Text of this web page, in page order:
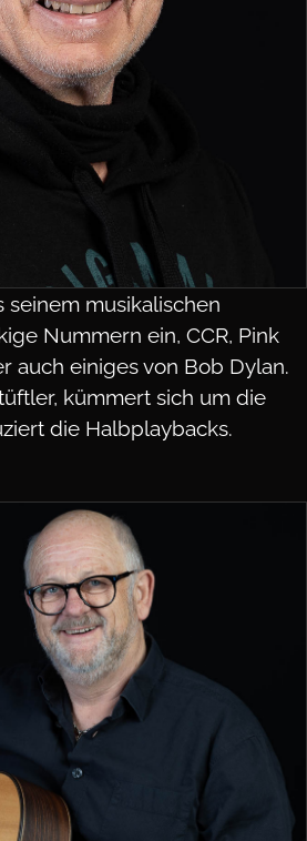
seinem musikalischen
Nummern ein, CCR, Pink
auch einiges von Bob Dylan.
kümmert sich um die
die Halbplaybacks.